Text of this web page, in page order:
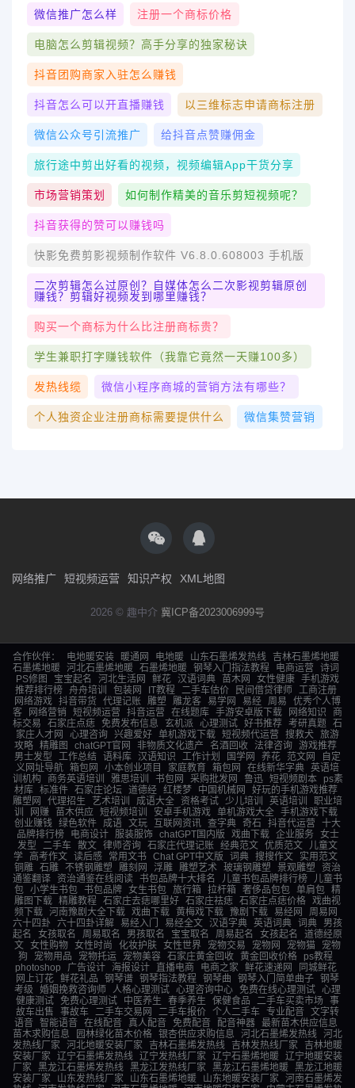
微信推广怎么样 注册一个商标价格
电脑怎么剪辑视频？高手分享的独家秘诀
抖音团购商家入驻怎么赚钱
抖音怎么可以开直播赚钱 以三维标志申请商标注册
微信公众号引流推广 给抖音点赞赚佣金
旅行途中剪出好看的视频，视频编辑App干货分享
市场营销策划 如何制作精美的音乐剪短视频呢？
抖音获得的赞可以赚钱吗
快影免费剪影视频制作软件 V6.8.0.608003 手机版
二次剪辑怎么过原创？自媒体怎么二次影视剪辑原创
赚钱？剪辑好视频发到哪里赚钱？
购买一个商标为什么比注册商标贵？
学生兼职打字赚钱软件（我靠它竟然一天赚100多）
发热线缆 微信小程序商城的营销方法有哪些？
个人独资企业注册商标需要提供什么 微信集赞营销
网络推广 短视频运营 知识产权 XML地图
2026 © 趣中介 冀ICP备2023006999号
合作伙伴： 电地暖安装 暖通网 电地暖 山东石墨烯发热线
吉林石墨烯地暖
石墨烯地暖
河北石墨烯地暖 石墨烯地暖 钢琴入门指法教程 电商运营
诗词
PS修图
宝宝起名 河北生活网 鲜花 汉语词典 苗木网 女性健康 手机游戏
推荐排行榜
舟舟培训 包装网 IT教程 二手车估价 民间借贷律师
工商注册
网络游戏 抖音带货 代理记账 雕塑 雕龙客 易学网 易经 周易
优秀个人博
客
网络营销 短视频运营 抖音运营 在线题库 手游安卓版下载 网络知识
商
标交易
石家庄点痣 免费发布信息 玄机派 心理测试 好书推荐 考研真题 石
家庄人才网
心理咨询 兴趣爱好 单机游戏下载 短视频代运营 搜救犬 旅游
攻略 精雕图 chatGPT官网 非物质文化遗产 名酒回收 法律咨询 游戏推荐
男士发型
工作总结 语料库 汉语知识 工作计划 国学网 养花 范文网
自定
义网址导航 箱包网 小本创业项目 家庭教育 箱包网 在线新华字典 英语培
训机构
商务英语培训 雅思培训 书包网 采购批发网 鲁迅 短视频剧本
ps素
材库
标准件 石家庄论坛 道德经 红楼梦 中国机械网
好玩的手机游戏推荐
雕塑网
代理招生 艺术培训 成语大全 资格考试 少儿培训 英语培训
职业培
训
网赚 苗木供应 短视频培训 安卓手机游戏 单机游戏大全
手机游戏下载
创业赚钱
绿色软件 成语 文玩 互联网资讯 查字典 奇石 抖音代运营 十大
品牌排行榜
电商设计 服装服饰 chatGPT国内版 戏曲下载 企业服务
女士
发型
二手车 散文 律师咨询 石家庄代理记账 经典范文 优质范文
儿童文
学 高考作文 读后感 常用文书 Chat GPT中文版 词典 搜搜作文
实用范文
铜雕 石雕 不锈钢雕塑 雕刻网 浮雕 雕塑艺术 玻璃钢雕塑 景观雕塑
资治
通鉴翻译
资治通鉴在线阅读 书包品牌十大排名 儿童书包品牌排行榜
儿童书
包 小学生书包 书包品牌 女生书包 旅行箱 拉杆箱 奢侈品包包 单肩包 精
雕图下载 精雕教程 石家庄去痣哪里好 石家庄祛痣 石家庄点痣价格 戏曲视
频下载
河南豫剧大全下载 戏曲下载 黄梅戏下载 豫剧下载 易经网
周易网
六十四卦
六十四卦详解 易经入门 易经全文 汉语字典 英语词典 词典
男孩
起名
女孩取名 周易取名 男孩取名 宝宝取名 周易起名 女孩起名
道德经原
文 女性购物 女性时尚 化妆护肤 女性世界 宠物交易 宠物网 宠物猫
宠物
狗
宠物用品 宠物托运 宠物美容 石家庄黄金回收 黄金回收价格
ps教程
photoshop
广告设计 海报设计 直播电商 电商之家 鲜花速递网
同城鲜花
网上订花 鲜花礼品 钢琴谱 钢琴指法教程 钢琴曲 钢琴入门简单曲子 钢琴
考级
婚姻挽救咨询师 人格心理测试 心理咨询中心 免费在线心理测试 心理
健康测试
免费心理测试 中医养生 春季养生 保健食品 二手车买卖市场
事
故车出售
事故车 二手车交易网 二手车报价 个人二手车 专业配音 文字转
语音
智能语音 在线配音 真人配音 免费配音 配音神器
最新苗木供应信息
苗木求购信息
园林绿化苗木价格 银杏供应求购信息 河北石墨烯发热线
河北
发热线厂家
河北地暖安装厂家 吉林石墨烯发热线 吉林发热线厂家
吉林地暖
安装厂家
辽宁石墨烯发热线 辽宁发热线厂家 辽宁石墨烯地暖 辽宁地暖安装
厂家
黑龙江石墨烯发热线 黑龙江发热线厂家 黑龙江石墨烯地暖 黑龙江地暖
安装厂家
山东发热线厂家 山东石墨烯地暖 山东地暖安装厂家
河南石墨烯发